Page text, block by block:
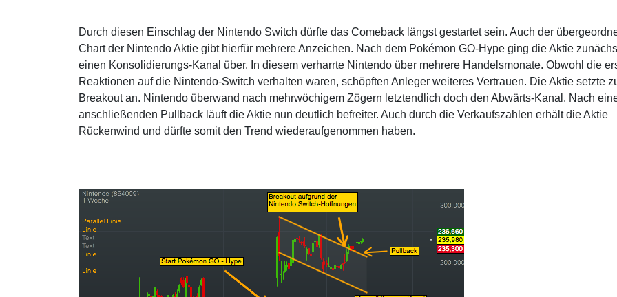
Durch diesen Einschlag der Nintendo Switch dürfte das Comeback längst gestartet sein. Auch der
Chart der Nintendo Aktie gibt hierfür mehrere Anzeichen. Nach dem Pokémon GO-Hype ging die Aktie
einen Konsolidierungs-Kanal über. In diesem verharrte Nintendo über mehrere Handelsmonate. Obwohl die
Reaktionen auf die Nintendo-Switch verhalten waren, schöpften Anleger weiteres Vertrauen. Die Aktie setzte
Breakout an. Nintendo überwand nach mehrwöchigem Zögern letztendlich doch den Abwärts-Kanal. Nach
anschließenden Pullback läuft die Aktie nun deutlich befreiter. Auch durch die Verkaufszahlen erhält die Aktie
Rückenwind und dürfte somit den Trend wiederaufgenommen haben.